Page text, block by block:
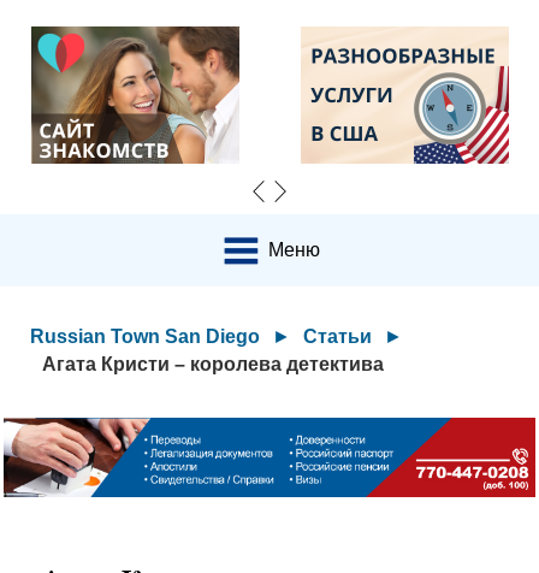
Меню
Russian Town San Diego ► Статьи
►
Агата Кристи – королева детектива